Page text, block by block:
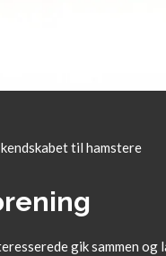
til hamstere
gik sammen og